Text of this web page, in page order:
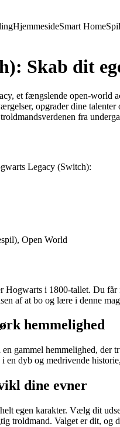
HjemmesideSmart HomeSpil
Skab dit
et fængslende open-world
opgrader dine
fra
Legacy (Switch):
Open World
i 1800-tallet. Du
af at bo og lære i denne
hemmelighed
gammel hemmelighed, der
dyb og medrivende
dine evner
egen karakter. Vælg dit
troldmand. Valget er dit, og